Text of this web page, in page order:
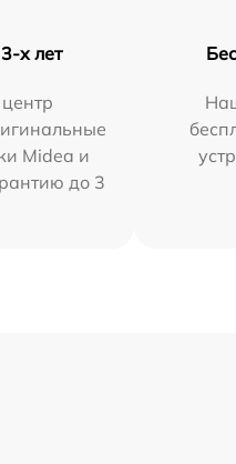
х лет
Midea и
до 3